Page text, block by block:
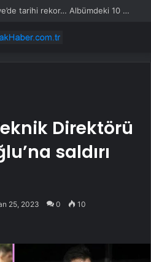
BLOK3’ten Spotify Türkiye’de tarihi rekor… Albümdeki 10 şarkının tamamı Top 50’ye girdi
Direktörü
saldırı
25, 2023 0 10